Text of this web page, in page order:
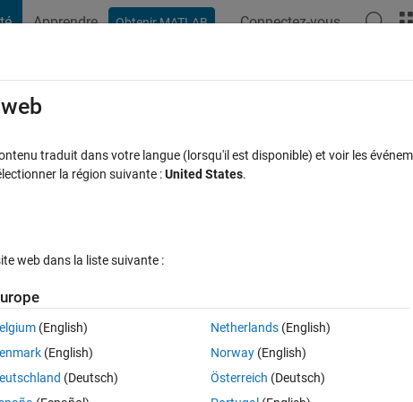
Apprendre Obtenir MATLAB Connectez-vous
cannot be classified
Ouvrir dans MATLAB Online
traduit dans votre langue (lorsqu'il est disponible) et voir les
la région suivante :United States.
web dans la liste suivante :
(English)
(English)
(Deutsch)
Netherlands(English)
Norway(English)
Österreich (Deutsch)